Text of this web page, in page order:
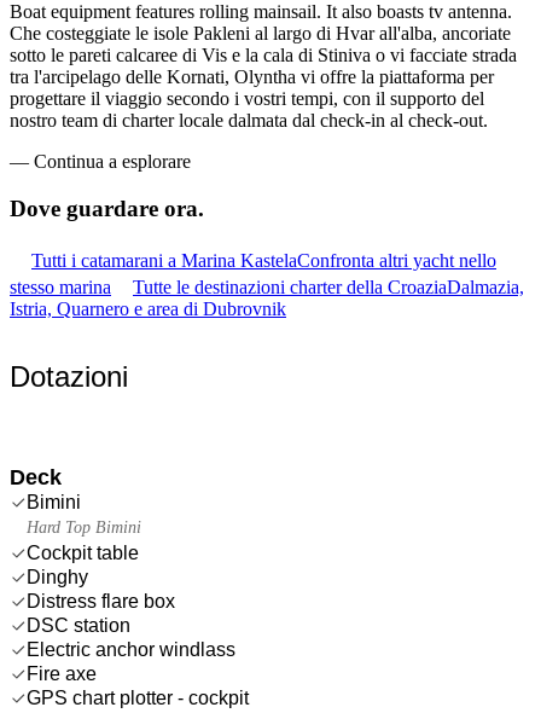
Boat equipment features rolling mainsail. It also boasts tv antenna.
Che costeggiate le isole Pakleni al largo di Hvar all'alba, ancoriate
sotto le pareti calcaree di Vis e la cala di Stiniva o vi facciate strada
tra l'arcipelago delle Kornati, Olyntha vi offre la piattaforma per
progettare il viaggio secondo i vostri tempi, con il supporto del
nostro team di charter locale dalmata dal check-in al check-out.
— Continua a esplorare
Dove guardare ora.
Tutti i catamarani a Marina KastelaConfronta altri yacht nello
stesso marina
Tutte le destinazioni charter della CroaziaDalmazia,
Istria, Quarnero e area di Dubrovnik
Dotazioni
Deck
Bimini
Hard Top Bimini
Cockpit table
Dinghy
Distress flare box
DSC station
Electric anchor windlass
Fire axe
GPS chart plotter - cockpit